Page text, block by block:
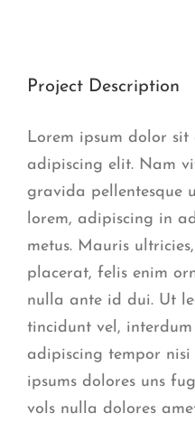
Image
Project Description
Lorem ipsum dolor sit
adipiscing elit. Nam
gravida pellentesque
lorem, adipiscing in
metus. Mauris
placerat, felis enim
nulla ante id dui. Ut
tincidunt vel, interdum
adipiscing tempor
ipsums dolores uns
vols nulla dolores